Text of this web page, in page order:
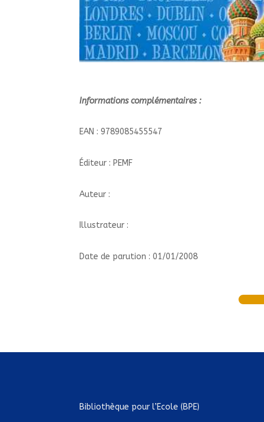
Informations complémentaires :
EAN : 9789085455547
Éditeur : PEMF
Auteur :
Illustrateur :
Date de parution : 01/01/2008
Bibliothèque pour l’Ecole (BPE)